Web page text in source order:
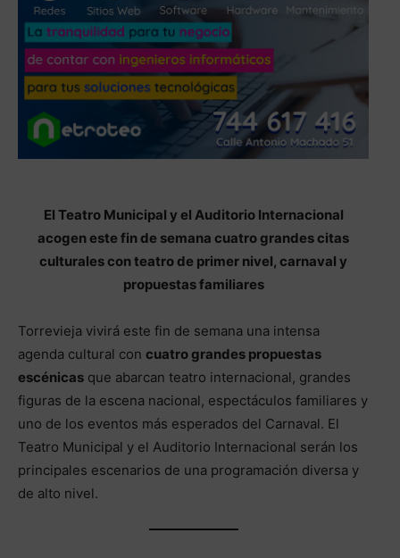
El Teatro Municipal y el Auditorio Internacional
acogen este fin de semana cuatro grandes citas
culturales con teatro de primer nivel, carnaval y
propuestas familiares
Torrevieja vivirá este fin de semana una intensa
agenda cultural con cuatro grandes propuestas
escénicas que abarcan teatro internacional, grandes
figuras de la escena nacional, espectáculos familiares y
uno de los eventos más esperados del Carnaval. El
Teatro Municipal y el Auditorio Internacional serán los
principales escenarios de una programación diversa y
de alto nivel.